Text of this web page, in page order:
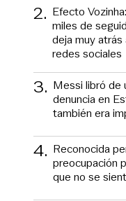
2. Efecto
miles de
deja muy atrás
redes sociales
3. Messi libró de
denuncia en
también era
4. Reconocida
preocupación
que no se